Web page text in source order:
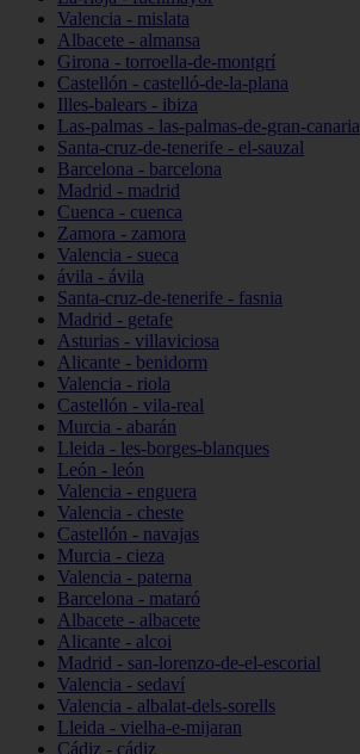
Valencia - mislata
Albacete - almansa
Girona - torroella-de-montgrí
Castellón - castelló-de-la-plana
Illes-balears - ibiza
Las-palmas - las-palmas-de-gran-canaria
Santa-cruz-de-tenerife - el-sauzal
Barcelona - barcelona
Madrid - madrid
Cuenca - cuenca
Zamora - zamora
Valencia - sueca
ávila - ávila
Santa-cruz-de-tenerife - fasnia
Madrid - getafe
Asturias - villaviciosa
Alicante - benidorm
Valencia - riola
Castellón - vila-real
Murcia - abarán
Lleida - les-borges-blanques
León - león
Valencia - enguera
Valencia - cheste
Castellón - navajas
Murcia - cieza
Valencia - paterna
Barcelona - mataró
Albacete - albacete
Alicante - alcoi
Madrid - san-lorenzo-de-el-escorial
Valencia - sedaví
Valencia - albalat-dels-sorells
Lleida - vielha-e-mijaran
Cádiz - cádiz